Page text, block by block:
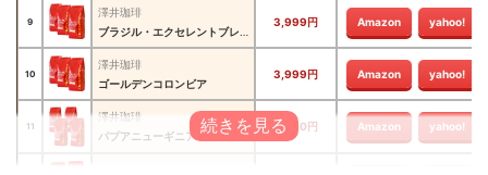
9
澤井珈琲
ブラジル・エクセレントブレンド
3,999円 Amazon yahoo!
10
澤井珈琲
ゴールデンコロンビア
3,999円 Amazon yahoo!
11
澤井珈琲
パプアニューギニア
3,500円 Amazon yahoo!